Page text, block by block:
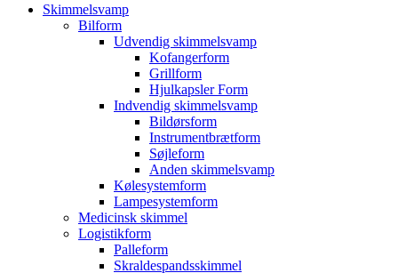
Skimmelsvamp
Bilform
Udvendig skimmelsvamp
Kofangerform
Grillform
Hjulkapsler Form
Indvendig skimmelsvamp
Bildørsform
Instrumentbrætform
Søjleform
Anden skimmelsvamp
Kølesystemform
Lampesystemform
Medicinsk skimmel
Logistikform
Palleform
Skraldespandsskimmel